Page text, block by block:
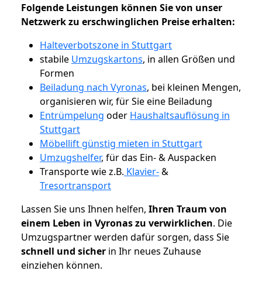
Folgende Leistungen können Sie von unser
Netzwerk zu erschwinglichen Preise erhalten:
Halteverbotszone in Stuttgart
stabile Umzugskartons, in allen Größen und
Formen
Beiladung nach Vyronas, bei kleinen Mengen,
organisieren wir, für Sie eine Beiladung
Entrümpelung oder Haushaltsauflösung in
Stuttgart
Möbellift günstig mieten in Stuttgart
Umzugshelfer, für das Ein- & Auspacken
Transporte wie z.B. Klavier-&
Tresortransport
Lassen Sie uns Ihnen helfen, Ihren Traum von
einem Leben in Vyronas zu verwirklichen. Die
Umzugspartner werden dafür sorgen, dass Sie
schnell und sicher in Ihr neues Zuhause
einziehen können.